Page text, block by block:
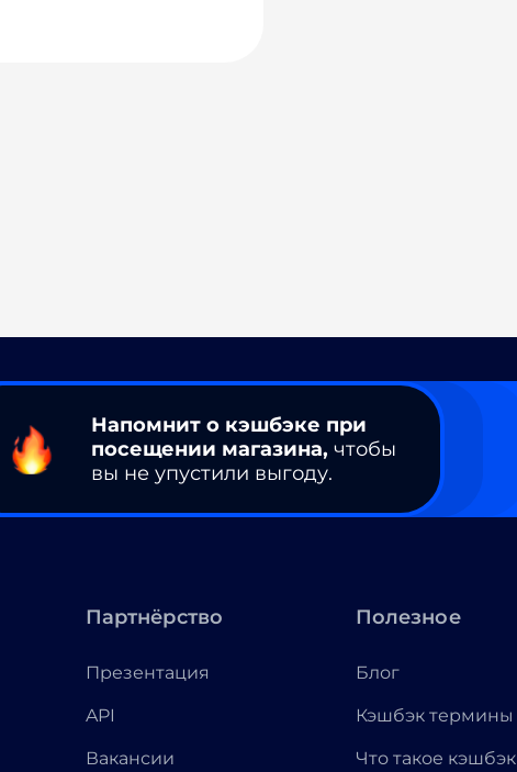
Напомнит о кэшбэке при
посещении магазина, чтобы
вы не упустили выгоду.
Партнёрство
Презентация
API
Вакансии
Полезное
Блог
Кэшбэк термины
Что такое кэшбэк